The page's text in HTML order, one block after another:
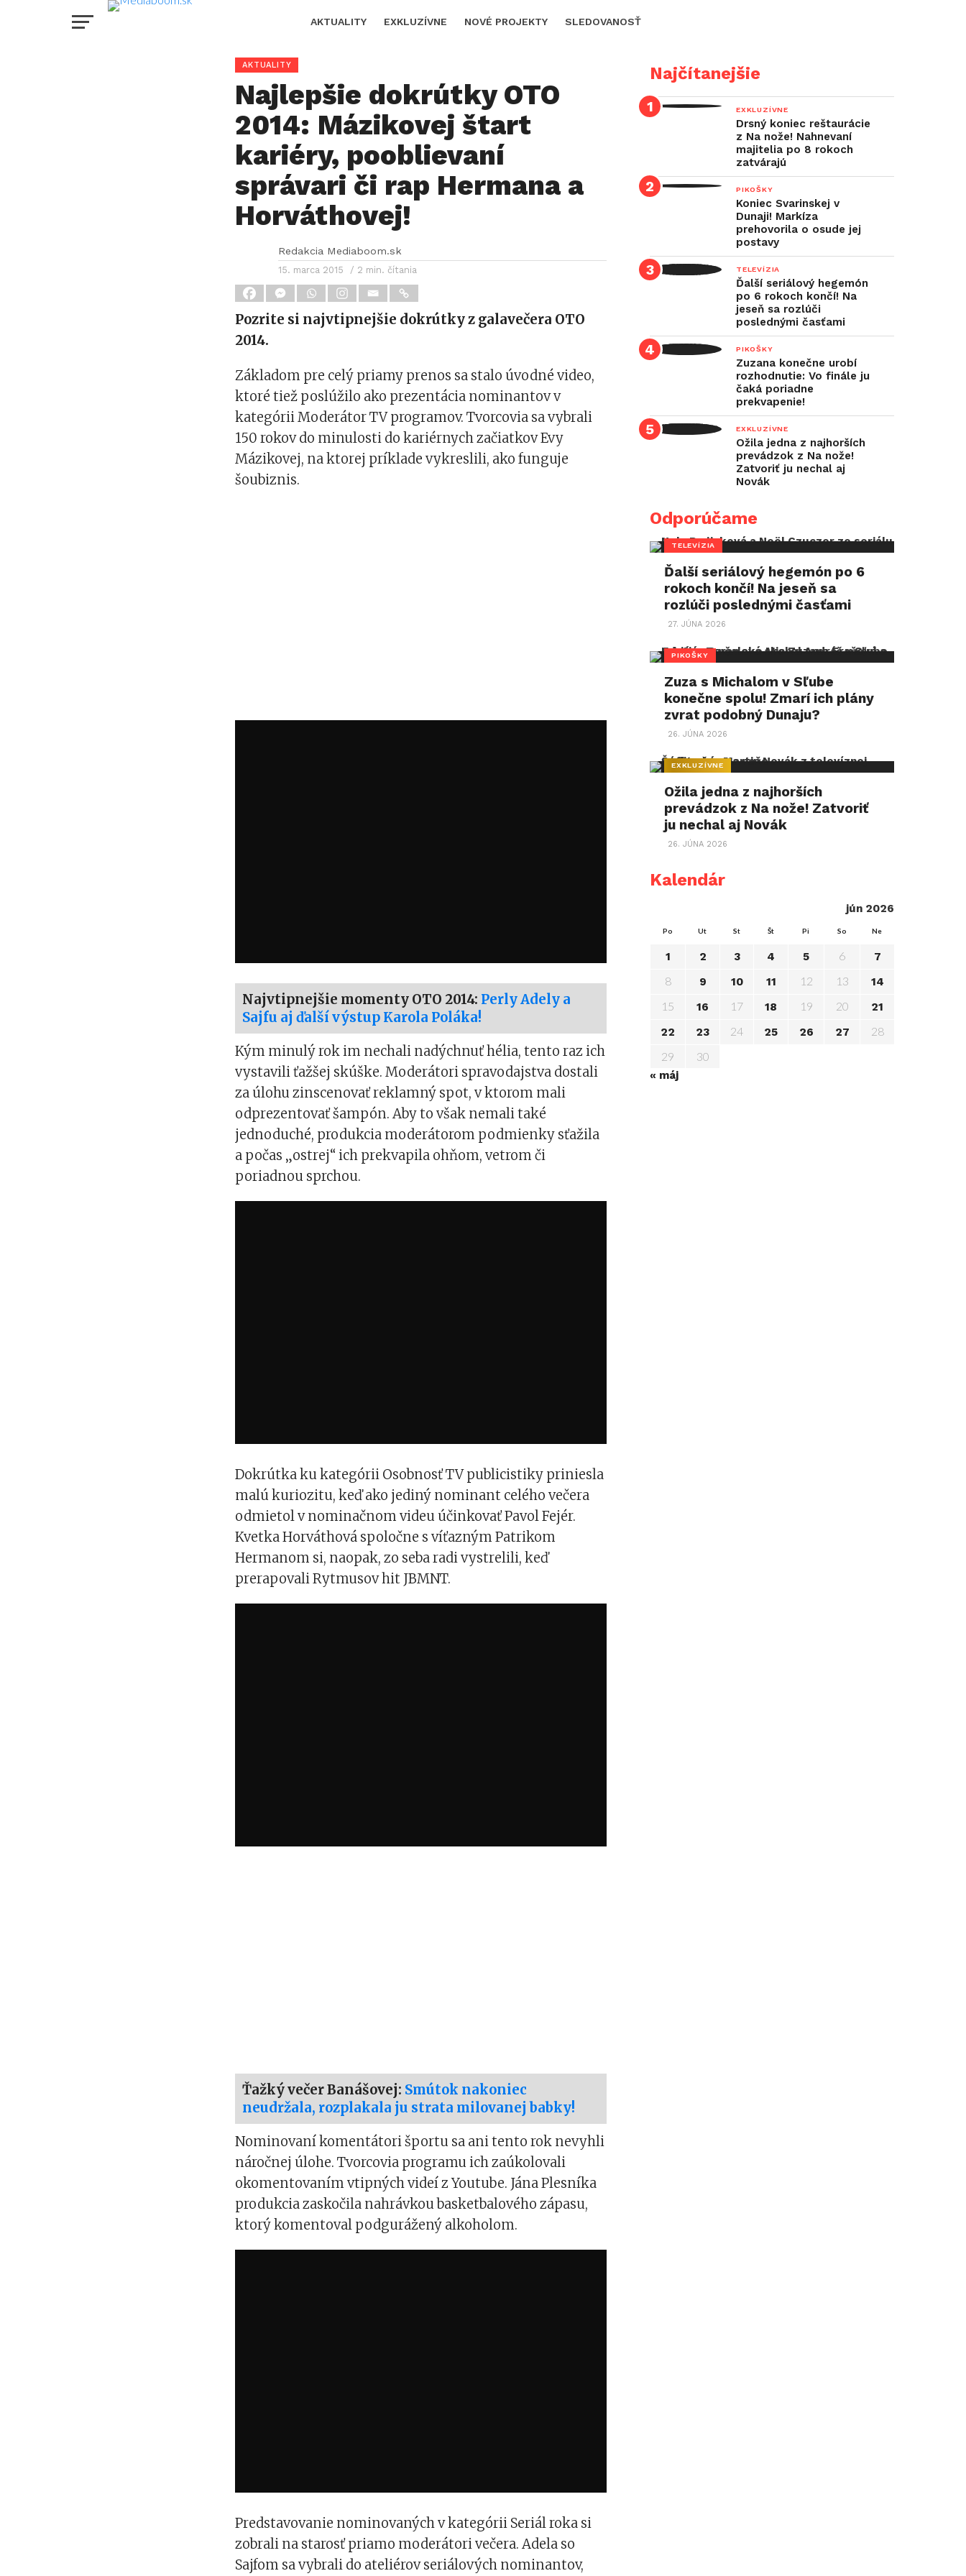
AKTUALITY EXKLUZÍVNE NOVÉ PROJEKTY SLEDOVANOSŤ
AKTUALITY
Najlepšie dokrútky OTO
2014: Mázikovej štart
kariéry, pooblievaní
správari či rap Hermana a
Horváthovej!
Redakcia Mediaboom.sk
15. marca 2015 / 2 min. čítania
Pozrite si najvtipnejšie dokrútky z galavečera OTO
2014.
Základom pre celý priamy prenos sa stalo úvodné video,
ktoré tiež poslúžilo ako prezentácia nominantov v
kategórii Moderátor TV programov. Tvorcovia sa vybrali
150 rokov do minulosti do kariérnych začiatkov Evy
Mázikovej, na ktorej príklade vykreslili, ako funguje
šoubiznis.
Najvtipnejšie momenty OTO 2014: Perly Adely a
Sajfu aj ďalší výstup Karola Poláka!
Kým minulý rok im nechali nadýchnuť hélia, tento raz ich
vystavili ťažšej skúške. Moderátori spravodajstva dostali
za úlohu zinscenovať reklamný spot, v ktorom mali
odprezentovať šampón. Aby to však nemali také
jednoduché, produkcia moderátorom podmienky sťažila
a počas „ostrej“ ich prekvapila ohňom, vetrom či
poriadnou sprchou.
Dokrútka ku kategórii Osobnosť TV publicistiky priniesla
malú kuriozitu, keď ako jediný nominant celého večera
odmietol v nominačnom videu účinkovať Pavol Fejér.
Kvetka Horváthová spoločne s víťazným Patrikom
Hermanom si, naopak, zo seba radi vystrelili, keď
prerapovali Rytmusov hit JBMNT.
Ťažký večer Banášovej: Smútok nakoniec
neudržala, rozplakala ju strata milovanej babky!
Nominovaní komentátori športu sa ani tento rok nevyhli
náročnej úlohe. Tvorcovia programu ich zaúkolovali
okomentovaním vtipných videí z Youtube. Jána Plesníka
produkcia zaskočila nahrávkou basketbalového zápasu,
ktorý komentoval podgurážený alkoholom.
Predstavovanie nominovaných v kategórii Seriál roka si
zobrali na starosť priamo moderátori večera. Adela so
Sajfom sa vybrali do ateliérov seriálových nominantov,
Najčítanejšie
EXKLUZÍVNE
Drsný koniec reštaurácie
z Na nože! Nahnevaní
majitelia po 8 rokoch
zatvárajú
PIKOŠKY
Koniec Svarinskej v
Dunaji! Markíza
prehovorila o osude jej
postavy
TELEVÍZIA
Ďalší seriálový hegemón
po 6 rokoch končí! Na
jeseň sa rozlúči
poslednými časťami
PIKOŠKY
Zuzana konečne urobí
rozhodnutie: Vo finále ju
čaká poriadne
prekvapenie!
EXKLUZÍVNE
Ožila jedna z najhorších
prevádzok z Na nože!
Zatvoriť ju nechal aj
Novák
Odporúčame
TELEVÍZIA
Ďalší seriálový hegemón po 6
rokoch končí! Na jeseň sa
rozlúči poslednými časťami
27. JÚNA 2026
PIKOŠKY
Zuza s Michalom v Sľube
konečne spolu! Zmarí ich plány
zvrat podobný Dunaju?
26. JÚNA 2026
EXKLUZÍVNE
Ožila jedna z najhorších
prevádzok z Na nože! Zatvoriť
ju nechal aj Novák
26. JÚNA 2026
Kalendár
jún 2026
Po Ut St Št Pi So Ne
1 2 3 4 5 6 7
8 9 10 11 12 13 14
15 16 17 18 19 20
21
22
23 24 25 26 27
28
29
30
« máj